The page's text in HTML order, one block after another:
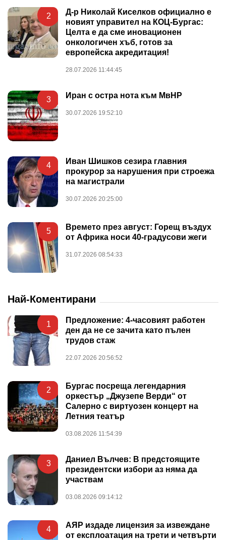
2
Д-р Николай Киселков официално е
новият управител на КОЦ-Бургас:
Целта е да сме иновационен
онкологичен хъб, готов за
европейска акредитация!
28.07.2026 11:44:45
3 Иран с остра нота към МвНР
30.07.2026 19:52:10
4
Иван Шишков сезира главния
прокурор за нарушения при строежа
на магистрали
30.07.2026 20:25:00
5
Времето през август: Горещ въздух
от Африка носи 40-градусови жеги
31.07.2026 08:54:33
Най-Коментирани
1
Предложение: 4-часовият работен
ден да не се зачита като пълен
трудов стаж
22.07.2026 20:56:52
2
Бургас посреща легендарния
оркестър „Джузепе Верди“ от
Салерно с виртуозен концерт на
Летния театър
03.08.2026 11:54:39
3
Даниел Вълчев: В предстоящите
президентски избори аз няма да
участвам
03.08.2026 09:14:12
4
АЯР издаде лицензия за извеждане
от експлоатация на трети и четвърти